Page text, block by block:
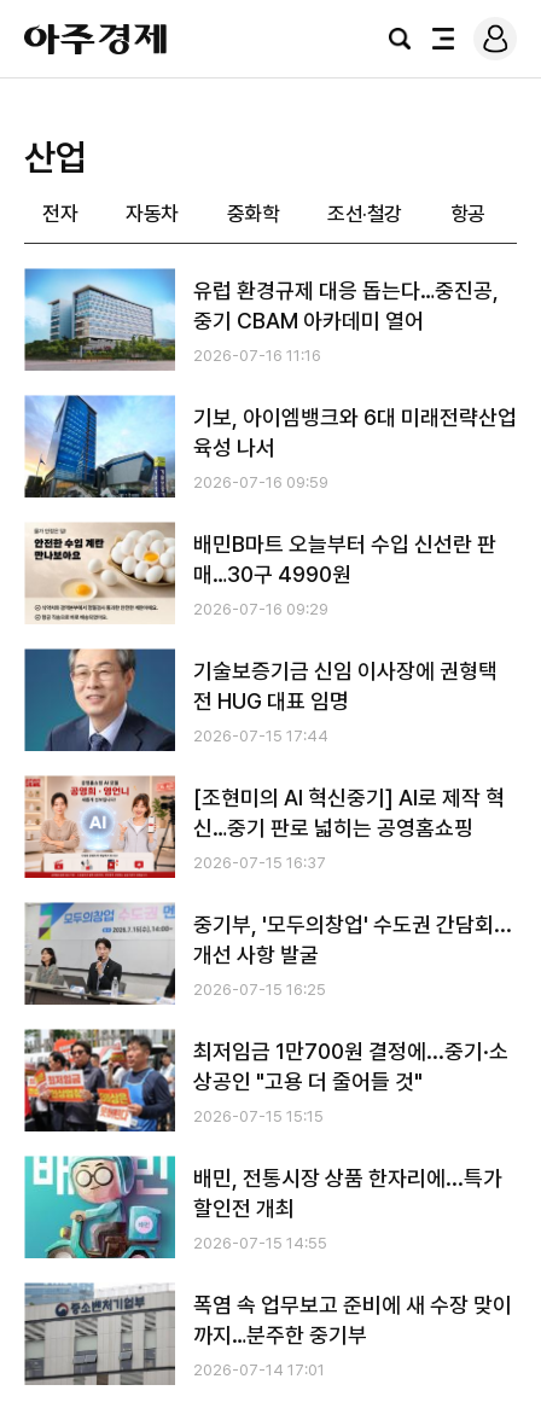
아
주
경
검
전
로
그
산업
전자 자동차 중화학 조선·철강 항공
유럽 환경규제 대응 돕는다…중진공,
중기 CBAM 아카데미 열어
2026-07-16 11:16
기보, 아이엠뱅크와 6대 미래전략산업
육성 나서
2026-07-16 09:59
배민B마트 오늘부터 수입 신선란 판
매…30구 4990원
2026-07-16 09:29
기술보증기금 신임 이사장에 권형택
전 HUG 대표 임명
2026-07-15 17:44
[조현미의 AI 혁신중기] AI로 제작 혁
신…중기 판로 넓히는 공영홈쇼핑
2026-07-15 16:37
중기부, '모두의창업' 수도권 간담회...
개선 사항 발굴
2026-07-15 16:25
최저임금 1만700원 결정에...중기·소
상공인 "고용 더 줄어들 것"
2026-07-15 15:15
배민, 전통시장 상품 한자리에...특가
할인전 개최
2026-07-15 14:55
폭염 속 업무보고 준비에 새 수장 맞이
까지…분주한 중기부
2026-07-14 17:01